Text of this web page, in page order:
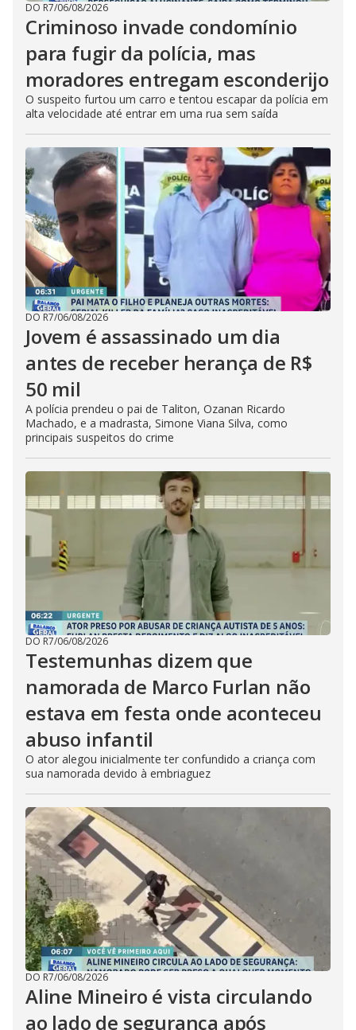
DO R7/06/08/2026
Criminoso invade condomínio
para fugir da polícia, mas
moradores entregam esconderijo
O suspeito furtou um carro e tentou escapar da polícia em
alta velocidade até entrar em uma rua sem saída
DO R7/06/08/2026
Jovem é assassinado um dia
antes de receber herança de R$
50 mil
A polícia prendeu o pai de Taliton, Ozanan Ricardo
Machado, e a madrasta, Simone Viana Silva, como
principais suspeitos do crime
DO R7/06/08/2026
Testemunhas dizem que
namorada de Marco Furlan não
estava em festa onde aconteceu
abuso infantil
O ator alegou inicialmente ter confundido a criança com
sua namorada devido à embriaguez
DO R7/06/08/2026
Aline Mineiro é vista circulando
ao lado de segurança após